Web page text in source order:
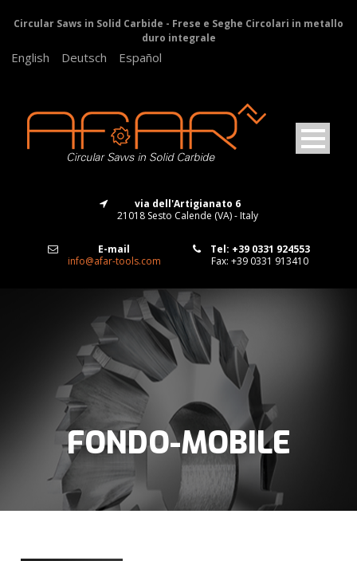
Circular Saws in Solid Carbide - Frese e Seghe Circolari in metallo
duro integrale
English Deutsch Español
via dell'Artigianato 6
21018 Sesto Calende (VA) - Italy
E-mail
info@afar-tools.com
Tel: +39 0331 924553
Fax: +39 0331 913410
FONDO-MOBILE